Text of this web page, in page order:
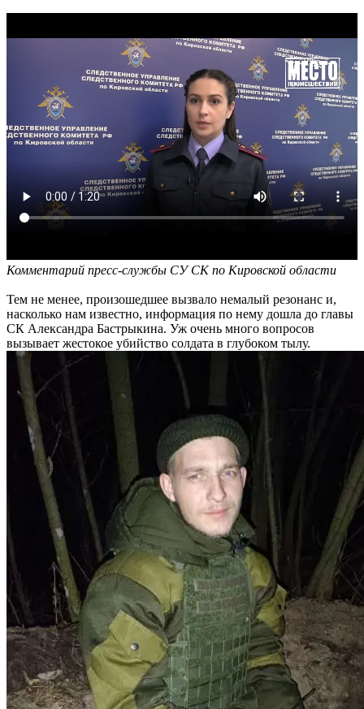
Комментарий пресс-службы СУ СК по Кировской области
Тем не менее, произошедшее вызвало немалый резонанс и,
насколько нам известно, информация по нему дошла до главы
СК Александра Бастрыкина. Уж очень много вопросов
вызывает жестокое убийство солдата в глубоком тылу.